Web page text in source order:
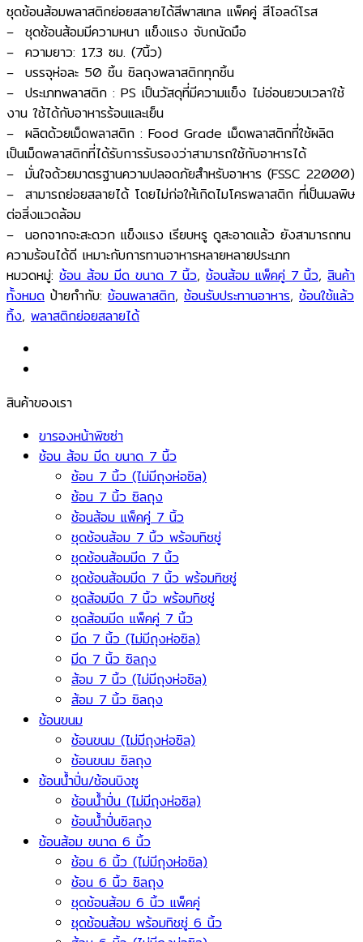
ชุดช้อนส้อมพลาสติกย่อยสลายได้สีพาสเทล แพ็คคู่ สีโอลด์โรส
– ชุดช้อนส้อมมีความหนา แข็งแรง จับถนัดมือ
– ความยาว: 17.3 ซม. (7นิ้ว)
– บรรจุห่อละ 50 ชิ้น ซิลถุงพลาสติกทุกชิ้น
– ประเภทพลาสติก : PS เป็นวัสดุที่มีความแข็ง ไม่อ่อนยวบเวลาใช้
งาน ใช้ได้กับอาหารร้อนและเย็น
– ผลิตด้วยเม็ดพลาสติก : Food Grade เม็ดพลาสติกที่ใช้ผลิต
เป็นเม็ดพลาสติกที่ได้รับการรับรองว่าสามารถใช้กับอาหารได้
– มั่นใจด้วยมาตรฐานความปลอดภัยสำหรับอาหาร (FSSC 22000)
– สามารถย่อยสลายได้ โดยไม่ก่อให้เกิดไมโครพลาสติก ที่เป็นมลพิษ
ต่อสิ่งแวดล้อม
– นอกจากจะสะดวก แข็งแรง เรียบหรู ดูสะอาดแล้ว ยังสามารถทน
ความร้อนได้ดี เหมาะกับการทานอาหารหลายหลายประเภท
หมวดหมู่: ช้อน ส้อม มีด ขนาด 7 นิ้ว, ช้อนส้อม แพ็คคู่ 7 นิ้ว, สินค้า
ทั้งหมด ป้ายกำกับ: ช้อนพลาสติก, ช้อนรับประทานอาหาร, ช้อนใช้แล้ว
ทิ้ง, พลาสติกย่อยสลายได้
สินค้าของเรา
ขารองหน้าพิซซ่า
ช้อน ส้อม มีด ขนาด 7 นิ้ว
ช้อน 7 นิ้ว (ไม่มีถุงห่อซิล)
ช้อน 7 นิ้ว ซิลถุง
ช้อนส้อม แพ็คคู่ 7 นิ้ว
ชุดช้อนส้อม 7 นิ้ว พร้อมทิชชู่
ชุดช้อนส้อมมีด 7 นิ้ว
ชุดช้อนส้อมมีด 7 นิ้ว พร้อมทิชชู่
ชุดส้อมมีด 7 นิ้ว พร้อมทิชชู่
ชุดส้อมมีด แพ็คคู่ 7 นิ้ว
มีด 7 นิ้ว (ไม่มีถุงห่อซิล)
มีด 7 นิ้ว ซิลถุง
ส้อม 7 นิ้ว (ไม่มีถุงห่อซิล)
ส้อม 7 นิ้ว ซิลถุง
ช้อนขนม
ช้อนขนม (ไม่มีถุงห่อซิล)
ช้อนขนม ซิลถุง
ช้อนน้ำปั่น/ช้อนบิงซู
ช้อนน้ำปั่น (ไม่มีถุงห่อซิล)
ช้อนน้ำปั่นซิลถุง
ช้อนส้อม ขนาด 6 นิ้ว
ช้อน 6 นิ้ว (ไม่มีถุงห่อซิล)
ช้อน 6 นิ้ว ซิลถุง
ชุดช้อนส้อม 6 นิ้ว แพ็คคู่
ชุดช้อนส้อม พร้อมทิชชู่ 6 นิ้ว